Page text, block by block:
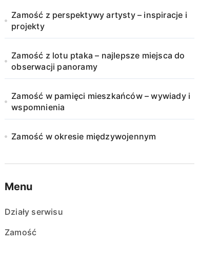
Zamość z perspektywy artysty – inspiracje i
projekty
Zamość z lotu ptaka – najlepsze miejsca do
obserwacji panoramy
Zamość w pamięci mieszkańców – wywiady i
wspomnienia
Zamość w okresie międzywojennym
Menu
Działy serwisu
Zamość